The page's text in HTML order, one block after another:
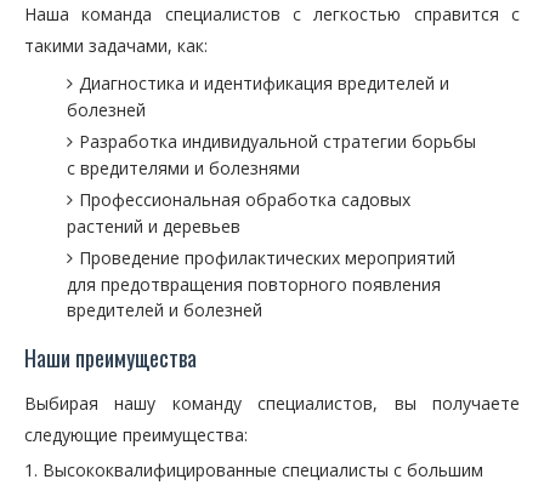
Наша команда специалистов с легкостью справится с
такими задачами, как:
Диагностика и идентификация вредителей и
болезней
Разработка индивидуальной стратегии борьбы
с вредителями и болезнями
Профессиональная обработка садовых
растений и деревьев
Проведение профилактических мероприятий
для предотвращения повторного появления
вредителей и болезней
Наши преимущества
Выбирая нашу команду специалистов, вы получаете
следующие преимущества:
Высококвалифицированные специалисты с большим